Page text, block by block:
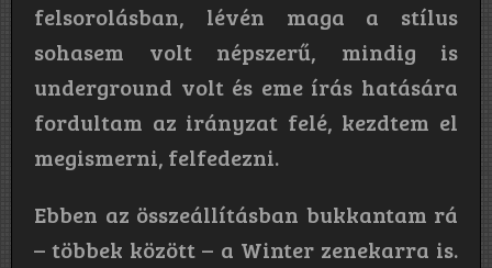
felsorolásban, lévén maga a stílus
sohasem volt népszerű, mindig is
underground volt és eme írás hatására
fordultam az irányzat felé, kezdtem el
megismerni, felfedezni.
Ebben az összeállításban bukkantam rá
– többek között – a Winter zenekarra is.